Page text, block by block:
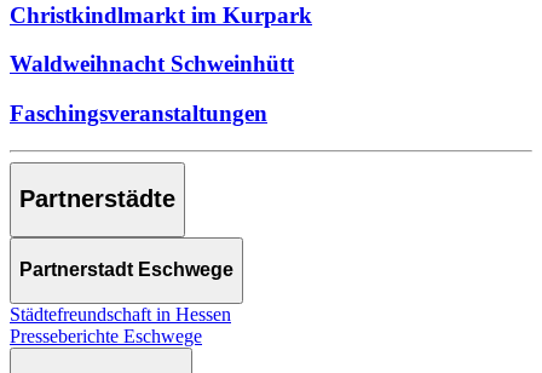
Christkindlmarkt im Kurpark
Waldweihnacht Schweinhütt
Faschingsveranstaltungen
Partnerstädte
Partnerstadt Eschwege
Städtefreundschaft in Hessen
Presseberichte Eschwege